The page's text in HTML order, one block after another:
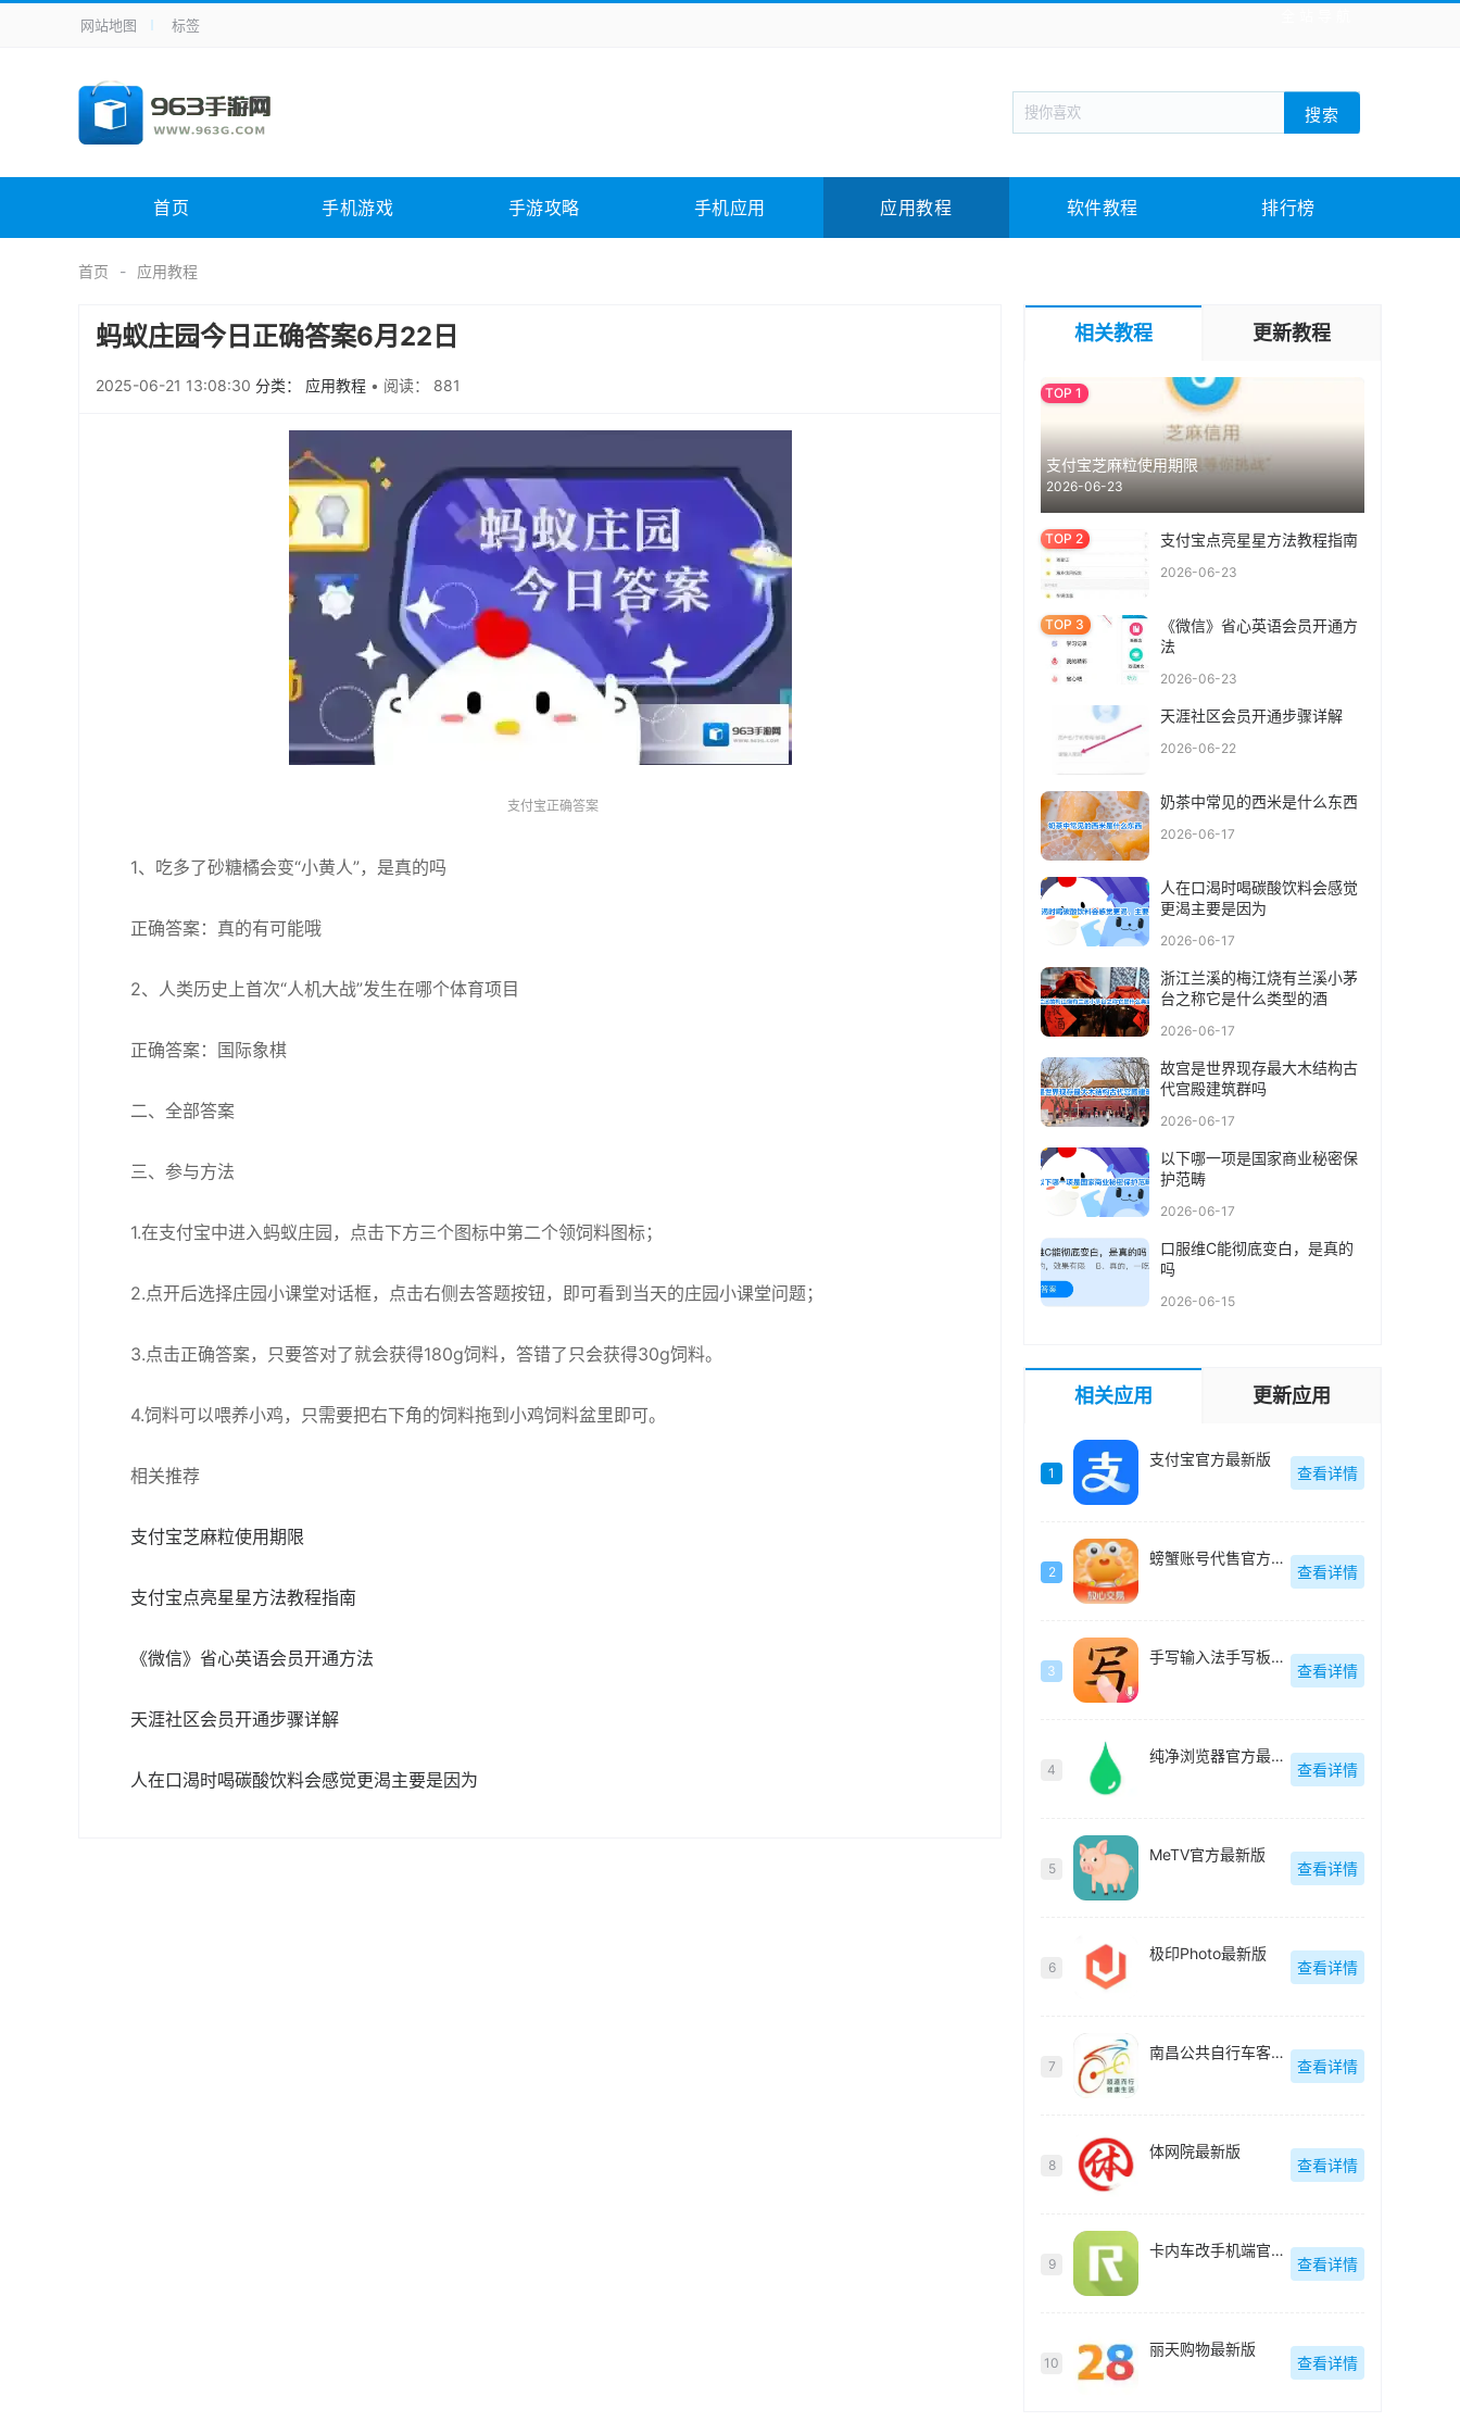
手机应用 新闻阅读 旅游出行 生活实用
手机游戏 体育竞技 战棋游戏 枪战射击 模拟经营
电脑软件 其它类别 图形软件 安全相关 应用软件 影音软件 插件下载 教育教学 游戏娱乐 系统软件 素材下载
未分类 综合其它
网站地图 标签
搜索
首页 手机游戏 手游攻略 手机应用 应用教程 软件教程 排行榜
首页 应用教程
蚂蚁庄园今日正确答案6月22日
2025-06-21 13:08:30 分类： 应用教程 • 阅读： 881
支付宝正确答案
1、吃多了砂糖橘会变“小黄人”，是真的吗
正确答案：真的有可能哦
2、人类历史上首次“人机大战”发生在哪个体育项目
正确答案：国际象棋
二、全部答案
三、参与方法
1.在支付宝中进入蚂蚁庄园，点击下方三个图标中第二个领饲料图标；
2.点开后选择庄园小课堂对话框，点击右侧去答题按钮，即可看到当天的庄园小课堂问题；
3.点击正确答案，只要答对了就会获得180g饲料，答错了只会获得30g饲料。
4.饲料可以喂养小鸡，只需要把右下角的饲料拖到小鸡饲料盆里即可。
相关推荐
支付宝芝麻粒使用期限
支付宝点亮星星方法教程指南
《微信》省心英语会员开通方法
天涯社区会员开通步骤详解
人在口渴时喝碳酸饮料会感觉更渴主要是因为
相关教程 更新教程
支付宝芝麻粒使用期限
2026-06-23
支付宝点亮星星方法教程指南
2026-06-23
《微信》省心英语会员开通方
法
2026-06-23
天涯社区会员开通步骤详解
2026-06-22
奶茶中常见的西米是什么东西
2026-06-17
人在口渴时喝碳酸饮料会感觉
更渴主要是因为
2026-06-17
浙江兰溪的梅江烧有兰溪小茅
台之称它是什么类型的酒
2026-06-17
故宫是世界现存最大木结构古
代宫殿建筑群吗
2026-06-17
以下哪一项是国家商业秘密保
护范畴
2026-06-17
口服维C能彻底变白，是真的
吗
2026-06-15
相关应用 更新应用
1
支付宝官方最新版
查看详情
2
螃蟹账号代售官方最新版
查看详情
3
手写输入法手写板最新版
查看详情
4
纯净浏览器官方最新版
查看详情
5
MeTV官方最新版
查看详情
6
极印Photo最新版
查看详情
7
南昌公共自行车客户端(洪城乐骑行)最新版
查看详情
8
体网院最新版
查看详情
9
卡内车改手机端官方最新版
查看详情
10
丽天购物最新版
查看详情